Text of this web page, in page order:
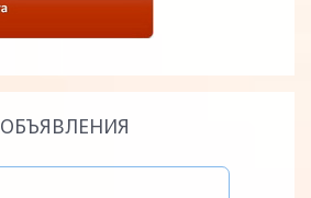
ОБЪЯВЛЕНИЯ